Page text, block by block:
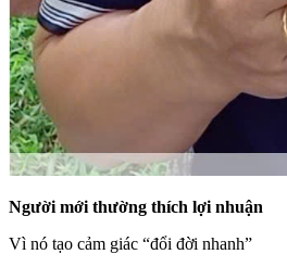
Người mới thường thích lợi nhuận
Vì nó tạo cảm giác “đổi đời nhanh”